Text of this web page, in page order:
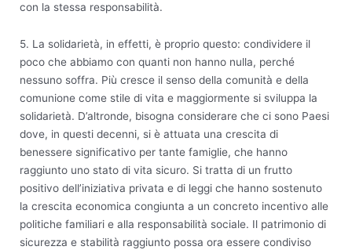
con la stessa responsabilità.
5. La solidarietà, in effetti, è proprio questo: condividere il
poco che abbiamo con quanti non hanno nulla, perché
nessuno soffra. Più cresce il senso della comunità e della
comunione come stile di vita e maggiormente si sviluppa la
solidarietà. D’altronde, bisogna considerare che ci sono Paesi
dove, in questi decenni, si è attuata una crescita di
benessere significativo per tante famiglie, che hanno
raggiunto uno stato di vita sicuro. Si tratta di un frutto
positivo dell’iniziativa privata e di leggi che hanno sostenuto
la crescita economica congiunta a un concreto incentivo alle
politiche familiari e alla responsabilità sociale. Il patrimonio di
sicurezza e stabilità raggiunto possa ora essere condiviso